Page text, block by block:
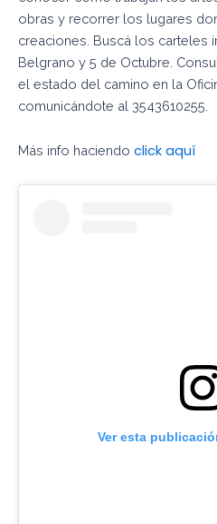
obras y recorrer los lugares
creaciones. Buscá los carteles
Belgrano y 5 de Octubre.
el estado del camino en la
comunicándote al 3543610255.
Más info haciendo click aquí
Ver esta